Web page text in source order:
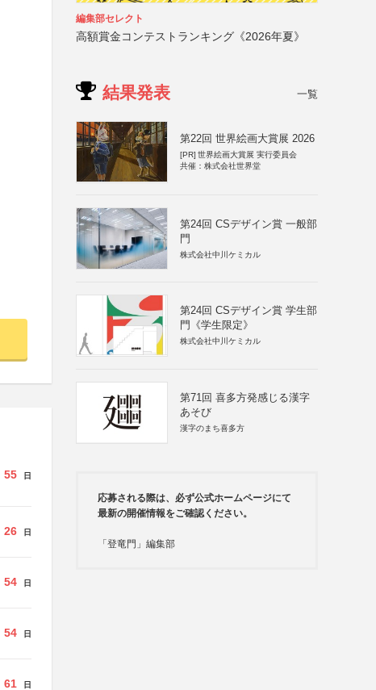
55 日
26 日
54 日
54 日
61 日
編集部セレクト
高額賞金コンテストランキング《2026年夏》
結果発表 一覧
第22回 世界絵画大賞展 2026
[PR] 世界絵画大賞展 実行委員会
共催：株式会社世界堂
第24回 CSデザイン賞 一般部
門
株式会社中川ケミカル
第24回 CSデザイン賞 学生部
門《学生限定》
株式会社中川ケミカル
第71回 喜多方発感じる漢字
あそび
漢字のまち喜多方
応募される際は、必ず公式ホームページにて
最新の開催情報をご確認ください。
「登竜門」編集部